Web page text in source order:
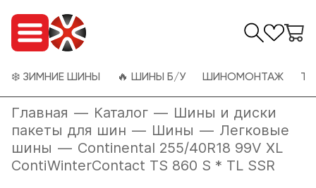
❄️ ЗИМНИЕ ШИНЫ 🔥 ШИНЫ Б/У ШИНОМОНТАЖ
Главная — Каталог — Шины и диски
пакеты для шин — Шины — Легковые
шины — Continental 255/40R18 99V XL
ContiWinterContact TS 860 S * TL SSR